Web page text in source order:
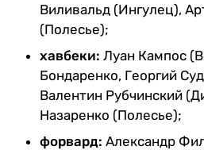
Виливальд (Ингулец),
(Полесье);
хавбеки: Луан Кампос
Бондаренко, Георгий
Валентин Рубчинский
Назаренко (Полесье);
форвард: Александр